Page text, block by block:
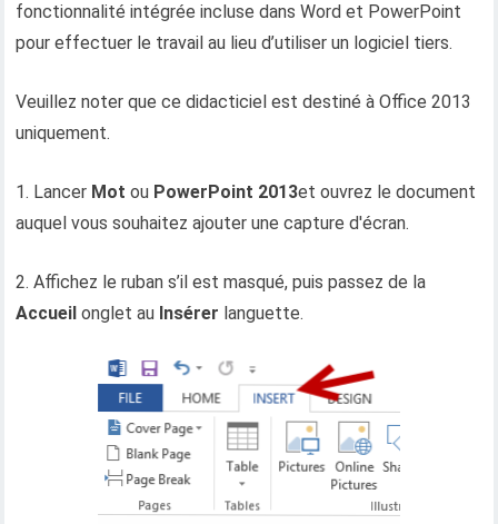
fonctionnalité intégrée incluse dans Word et PowerPoint
pour effectuer le travail au lieu d’utiliser un logiciel tiers.
Veuillez noter que ce didacticiel est destiné à Office 2013
uniquement.
1. Lancer Mot ou PowerPoint 2013et ouvrez le document
auquel vous souhaitez ajouter une capture d'écran.
2. Affichez le ruban s’il est masqué, puis passez de la
Accueil onglet au Insérer languette.